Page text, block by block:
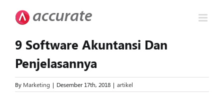
9 Software Akuntansi Dan
Penjelasannya
By Marketing | Desember 17th, 2018 | artikel